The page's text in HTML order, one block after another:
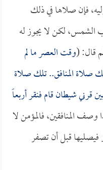
فإن صلاها في ذلك
الشمس، لكن لا يجوز له
قال: (وقت العصر ما لم
صلاة المنافق.. تلك صلاة
قرني شيطان قام فنقر أربعاً
المنافقين، فالمؤمن لا
قبل أن تصفر